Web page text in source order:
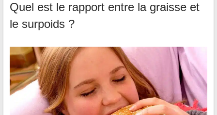
Quel est le rapport entre la graisse et
le surpoids ?